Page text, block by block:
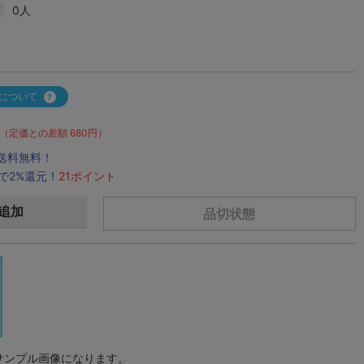
0人
ついて
（定価との差額 680円）
無料！
2%還元！ 21ポイント
品切状態
加
プル画像になります。